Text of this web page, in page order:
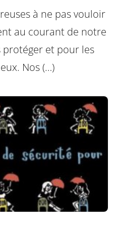
à ne pas vouloir
au courant de notre
et pour les
Nos (…)